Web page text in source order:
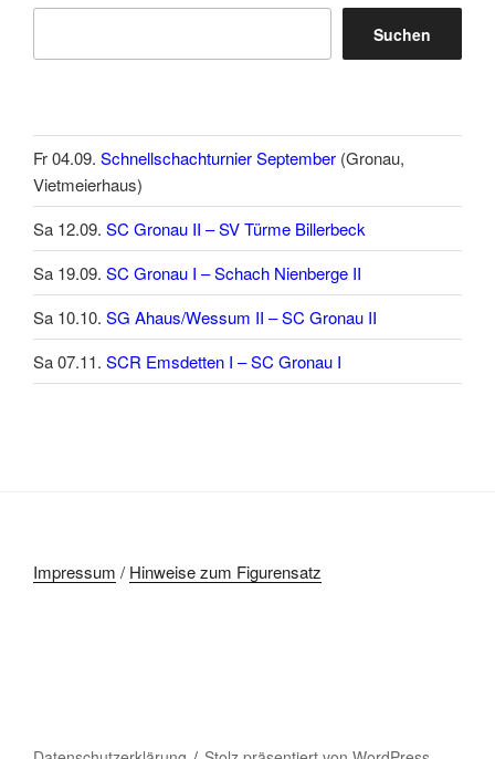
Suchen
Fr 04.09. Schnellschachturnier September (Gronau,
Vietmeierhaus)
Sa 12.09. SC Gronau II – SV Türme Billerbeck
Sa 19.09. SC Gronau I – Schach Nienberge II
Sa 10.10. SG Ahaus/Wessum II – SC Gronau II
Sa 07.11. SCR Emsdetten I – SC Gronau I
Impressum / Hinweise zum Figurensatz